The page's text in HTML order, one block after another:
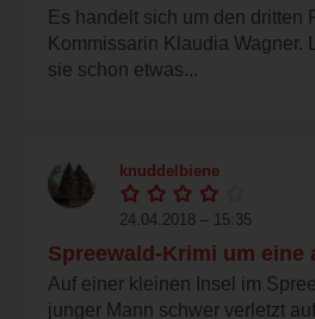
Es handelt sich um den dritten
Kommissarin Klaudia Wagner.
sie schon etwas...
knuddelbiene
24.04.2018 – 15:35
Spreewald-Krimi um eine
Auf einer kleinen Insel im
junger Mann schwer verletzt